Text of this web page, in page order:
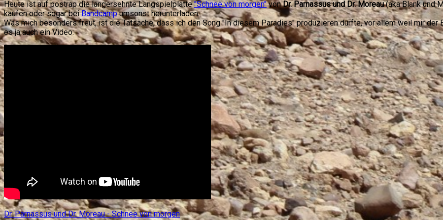
Heute ist auf postrap die langersehnte Langspielplatte"Schnee von morgen"vonDr. Parnassus und Dr. Moreau(aka Blank und
kaufen oder sogar beiBandcampumsonst herunterladen.
Was mich besonders freut, ist die Tatsache, dass ich den Song "In diesem Paradies" produzieren durfte, vor allem weil mir
es ja auch ein Video:
Dr. Parnassus und Dr. Moreau - Schnee von morgen